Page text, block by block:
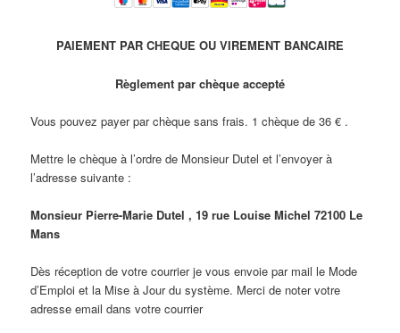
PAIEMENT PAR CHEQUE OU VIREMENT BANCAIRE
Règlement par chèque accepté
Vous pouvez payer par chèque sans frais. 1 chèque de 36 € .
Mettre le chèque à l’ordre de Monsieur Dutel et l’envoyer à
l’adresse suivante :
Monsieur Pierre-Marie Dutel , 19 rue Louise Michel 72100 Le
Mans
Dès réception de votre courrier je vous envoie par mail le Mode
d’Emploi et la Mise à Jour du système. Merci de noter votre
adresse email dans votre courrier